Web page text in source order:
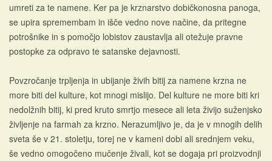
umreti za te namene. Ker pa je krznarstvo dobičkonosna panoga,
se upira spremembam in išče vedno nove načine, da pritegne
potrošnike in s pomočjo lobistov zaustavlja ali otežuje pravne
postopke za odpravo te satanske dejavnosti.
Povzročanje trpljenja in ubijanje živih bitij za namene krzna ne
more biti del kulture, kot mnogi mislijo. Del kulture ne more biti kri
nedolžnih bitij, ki pred kruto smrtjo mesece ali leta živijo suženjsko
življenje na farmah za krzno. Nerazumljivo je, da je v mnogih delih
sveta še v 21. stoletju, torej ne v kameni dobi ali srednjem veku,
še vedno omogočeno mučenje živali, kot se dogaja pri proizvodnji